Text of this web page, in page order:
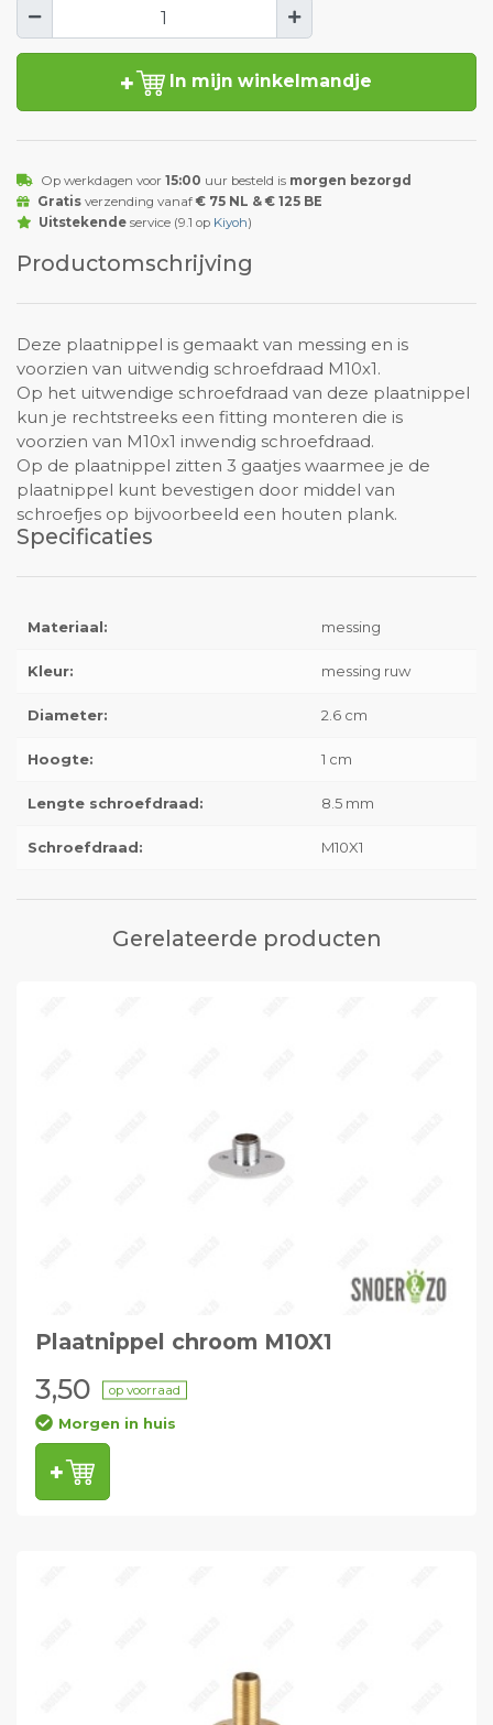
In mijn winkelmandje
Op werkdagen voor 15:00 uur besteld is morgen bezorgd
Gratisverzending vanaf € 75 NL & € 125 BE
Uitstekendeservice (9.1 op Kiyoh)
Productomschrijving
Deze plaatnippel is gemaakt van messing en is
voorzien van uitwendig schroefdraad M10x1.
Op het uitwendige schroefdraad van deze plaatnippel
kun je rechtstreeks een fitting monteren die is
voorzien van M10x1 inwendig schroefdraad.
Op de plaatnippel zitten 3 gaatjes waarmee je de
plaatnippel kunt bevestigen door middel van
schroefjes op bijvoorbeeld een houten plank.
Specificaties
Materiaal: messing
Kleur: messing ruw
Diameter: 2.6 cm
Hoogte: 1 cm
Lengte schroefdraad: 8.5 mm
Schroefdraad: M10X1
Gerelateerde producten
Plaatnippel chroom M10X1
3,50 op voorraad
Morgen in huis